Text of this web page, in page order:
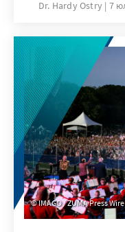
Welche
Dr. Hardy Ostry 7
IMAGO / ZUMA Press Wire